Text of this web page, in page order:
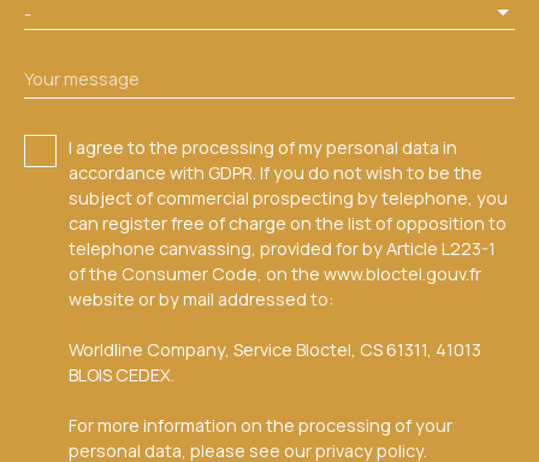
-
Your message
I agree to the processing of my personal data in
accordance with GDPR. If you do not wish to be the
subject of commercial prospecting by telephone, you
can register free of charge on the list of opposition to
telephone canvassing, provided for by Article L223-1
of the Consumer Code, on the www.bloctel.gouv.fr
website or by mail addressed to:
Worldline Company, Service Bloctel, CS 61311, 41013
BLOIS CEDEX.
For more information on the processing of your
personal data, please see ourprivacy policy.